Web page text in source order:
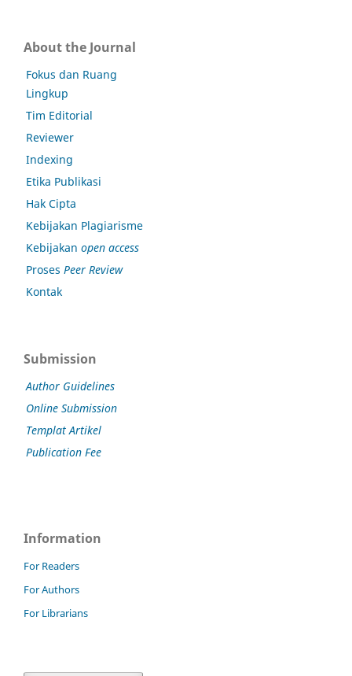
About the Journal
Fokus dan Ruang
Lingkup
Tim Editorial
Reviewer
Indexing
Etika Publikasi
Hak Cipta
Kebijakan Plagiarisme
Kebijakan open access
Proses Peer Review
Kontak
Submission
Author Guidelines
Online Submission
Templat Artikel
Publication Fee
Information
For Readers
For Authors
For Librarians